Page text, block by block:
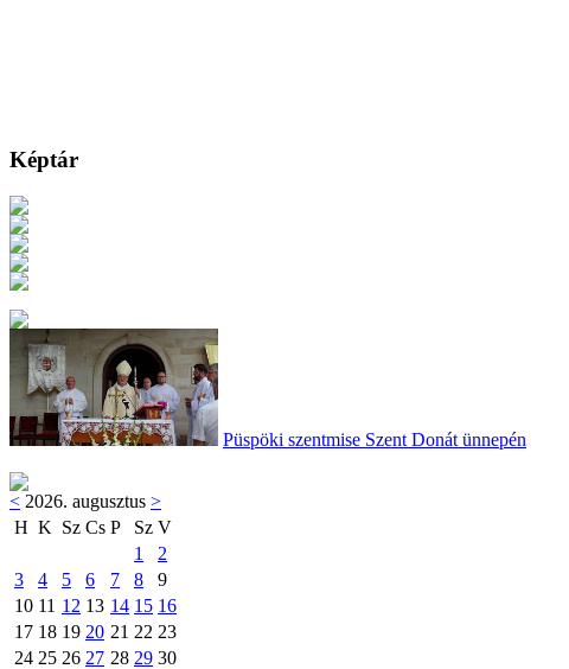
Képtár
Püspöki szentmise Szent Donát ünnepén
< 2026. augusztus >
H K Sz Cs P Sz V
1
2
3
4 5 6 7 8
9
10 11 12 13 14 15 16
17 18 19 20 21 22 23
24 25 26 27 28 29 30